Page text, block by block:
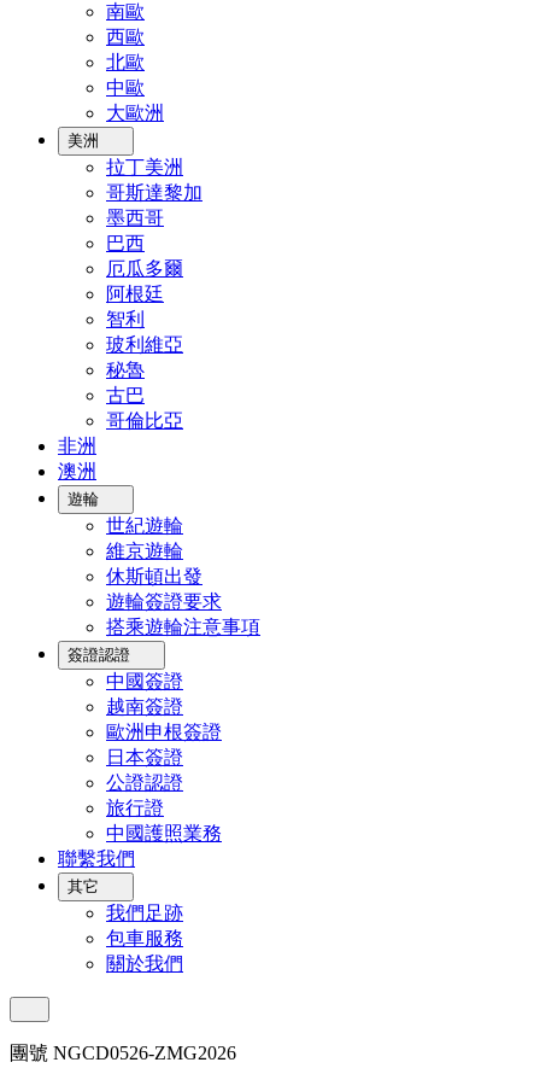
南歐
西歐
北歐
中歐
大歐洲
美洲
拉丁美洲
哥斯達黎加
墨西哥
巴西
厄瓜多爾
阿根廷
智利
玻利維亞
秘魯
古巴
哥倫比亞
非洲
澳洲
遊輪
世紀遊輪
維京遊輪
休斯頓出發
遊輪簽證要求
搭乘遊輪注意事項
簽證認證
中國簽證
越南簽證
歐洲申根簽證
日本簽證
公證認證
旅行證
中國護照業務
聯繫我們
其它
我們足跡
包車服務
關於我們
團號 NGCD0526-ZMG2026